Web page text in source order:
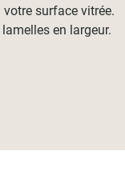
surface vitrée.
en largeur.